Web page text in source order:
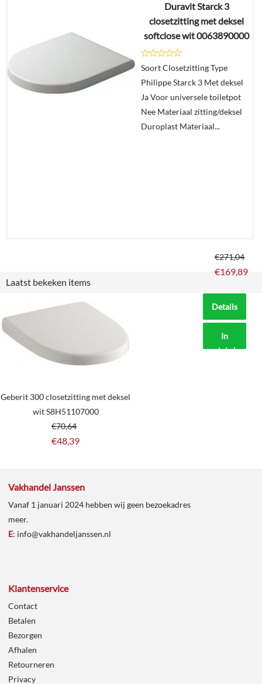
€111,54
€71,58
In
winkelmand
Duravit Starck 3
closetzitting met deksel
softclose wit 0063890000
Soort Closetzitting Type
Philippe Starck 3 Met deksel
Ja Voor universele toiletpot
Nee Materiaal zitting/deksel
Duroplast Materiaal...
€271,04
€169,89
Details
In
winkelmand
Laatst bekeken items
Geberit 300 closetzitting met deksel
wit S8H51107000
€70,64
€48,39
Vakhandel Janssen
Vanaf 1 januari 2024 hebben wij geen bezoekadres
meer.
E: info@vakhandeljanssen.nl
Klantenservice
Contact
Betalen
Bezorgen
Afhalen
Retourneren
Privacy